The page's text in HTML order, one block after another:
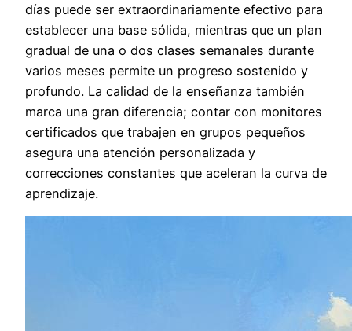
días puede ser extraordinariamente efectivo para
establecer una base sólida, mientras que un plan
gradual de una o dos clases semanales durante
varios meses permite un progreso sostenido y
profundo. La calidad de la enseñanza también
marca una gran diferencia; contar con monitores
certificados que trabajen en grupos pequeños
asegura una atención personalizada y
correcciones constantes que aceleran la curva de
aprendizaje.